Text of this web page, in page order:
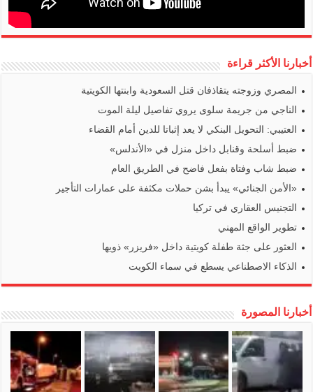
أخبارنا الأكثر قراءة
المصري وزوجته يتقاذفان قتل السعودية وابنتها الكويتية
الناجي من جريمة سلوى يروي تفاصيل ليلة الموت
العتيبي: التحويل البنكي لا يعد إثباتا للدين أمام القضاء
ضبط أسلحة وقنابل داخل منزل في «الأندلس»
ضبط شاب وفتاة بفعل فاضح في الطريق العام
«الأمن الجنائي» يبدأ بشن حملات مكثفة على عمارات التأجير
التجنيس العقاري في تركيا
تطوير الواقع المهني
العثور على جثة طفلة كويتية داخل «فريزر» ذويها
الذكاء الاصطناعي يسطع في سماء الكويت
أخبارنا المصورة